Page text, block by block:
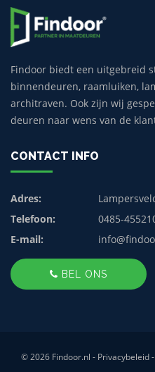
Findoor biedt een uitgebreid
binnendeuren, raamluiken,
architraven. Ook zijn wij
deuren naar wens van de
CONTACT INFO
Adres:
Telefoon:
0485-
E-mail:
BEL ONS
© 2026 Findoor.nl - Privacybeleid